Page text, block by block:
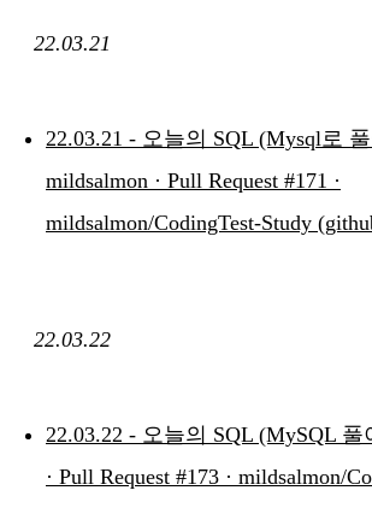
22.03.21
22.03.21 - 오늘의 SQL (Mysql로
mildsalmon · Pull Request #171 ·
mildsalmon/CodingTest-Study
22.03.22
22.03.22 - 오늘의 SQL (MySQL 풀
· Pull Request #173 · mildsalmon/